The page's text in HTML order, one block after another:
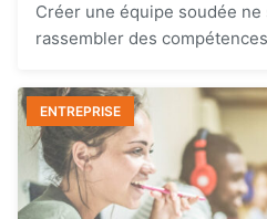
Créer une équipe soudée ne
rassembler des compétences
ENTREPRISE